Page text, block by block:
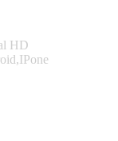
HD